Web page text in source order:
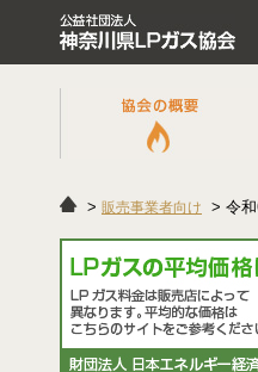
販売事業者向け 令